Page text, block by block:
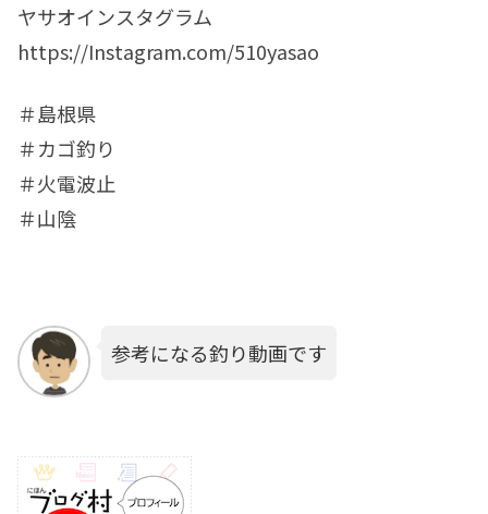
ヤサオインスタグラム
https://Instagram.com/510yasao
＃島根県
＃カゴ釣り
＃火電波止
＃山陰
参考になる釣り動画です